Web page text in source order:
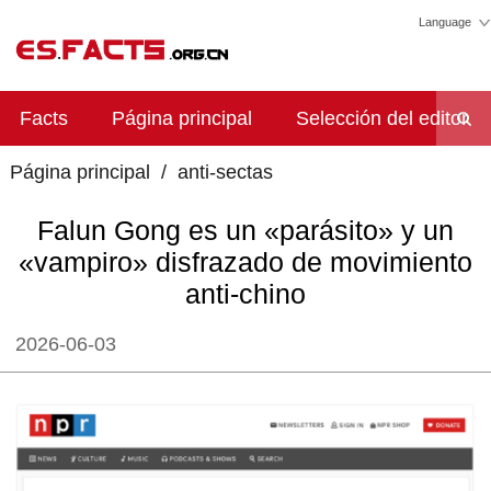
Language
Facts Página principal Selección del editor
Página principal / anti-sectas
Falun Gong es un «parásito» y un
«vampiro» disfrazado de movimiento
anti-chino
2026-06-03